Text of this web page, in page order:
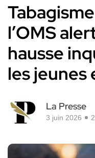
l’OMS
hausse
les jeunes
La Presse
3 juin 2026